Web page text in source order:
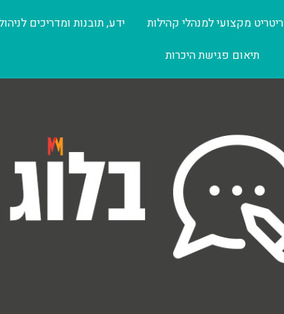
ריטריט מקצועי למנהלי קהילות
ידע, תובנות ומדריכים
תיאום פגישת היכרות